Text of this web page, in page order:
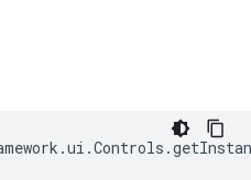
.ui .Controls .